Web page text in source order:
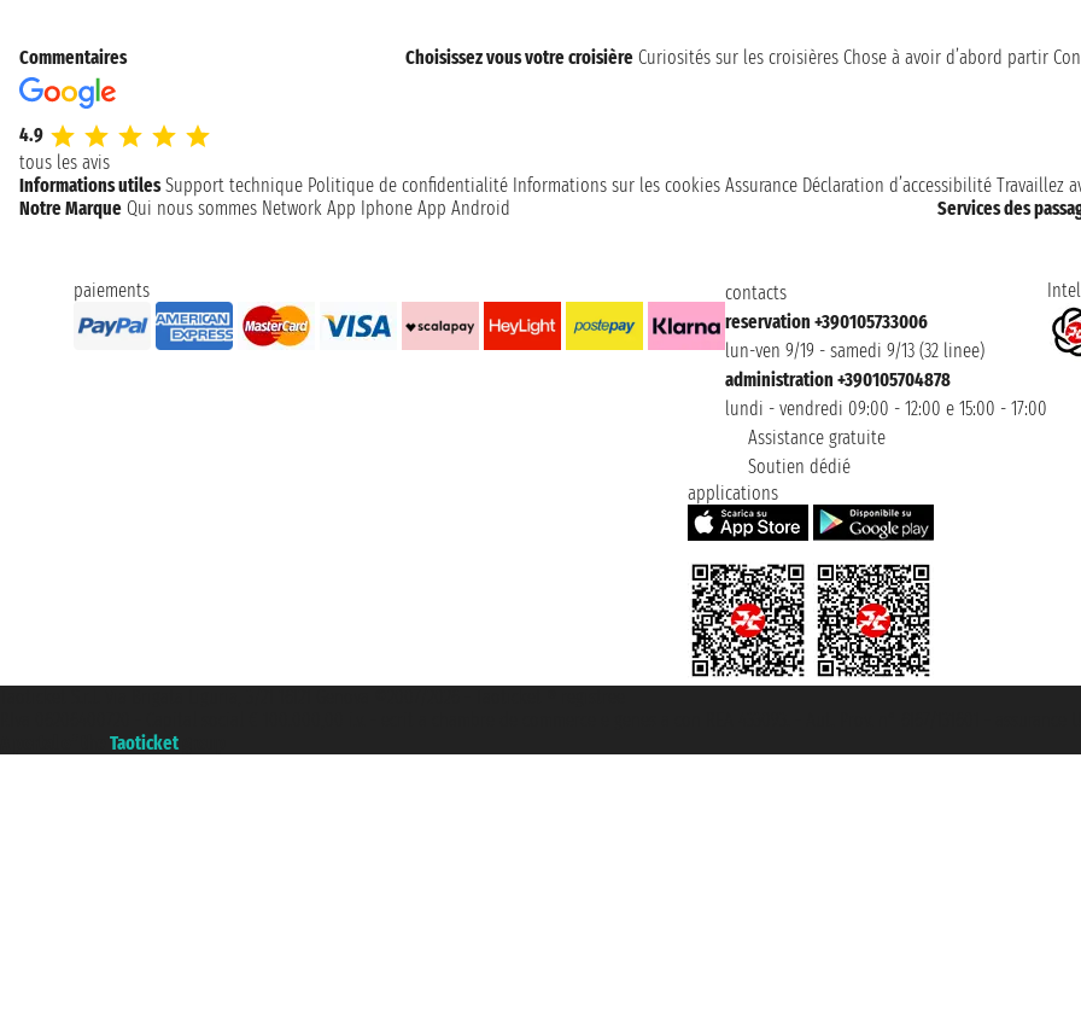
Commentaires
4.9
tous les avis
Choisissez vous votre croisière Curiosités sur les croisières Chose à avoir d’abord partir
Informations utiles Support technique Politique de confidentialité Informations sur les cookies Assurance Déclaration d’accessibilité Travaillez
Notre Marque Qui nous sommes Network App Iphone App Android Services des
paiements
contacts
reservation +390105733006
lun-ven 9/19 - samedi 9/13 (32 linee)
administration +390105704878
lundi - vendredi 09:00 - 12:00 e 15:00 - 17:00
Assistance gratuite
Soutien dédié
applications
Taoticket